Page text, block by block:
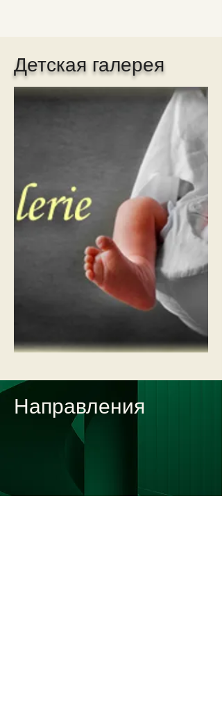
Детская галерея
Направления